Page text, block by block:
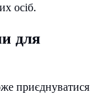
осіб.
для
приєднуватися